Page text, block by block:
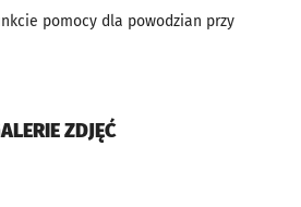
pomocy dla powodzian przy
ZDJĘĆ